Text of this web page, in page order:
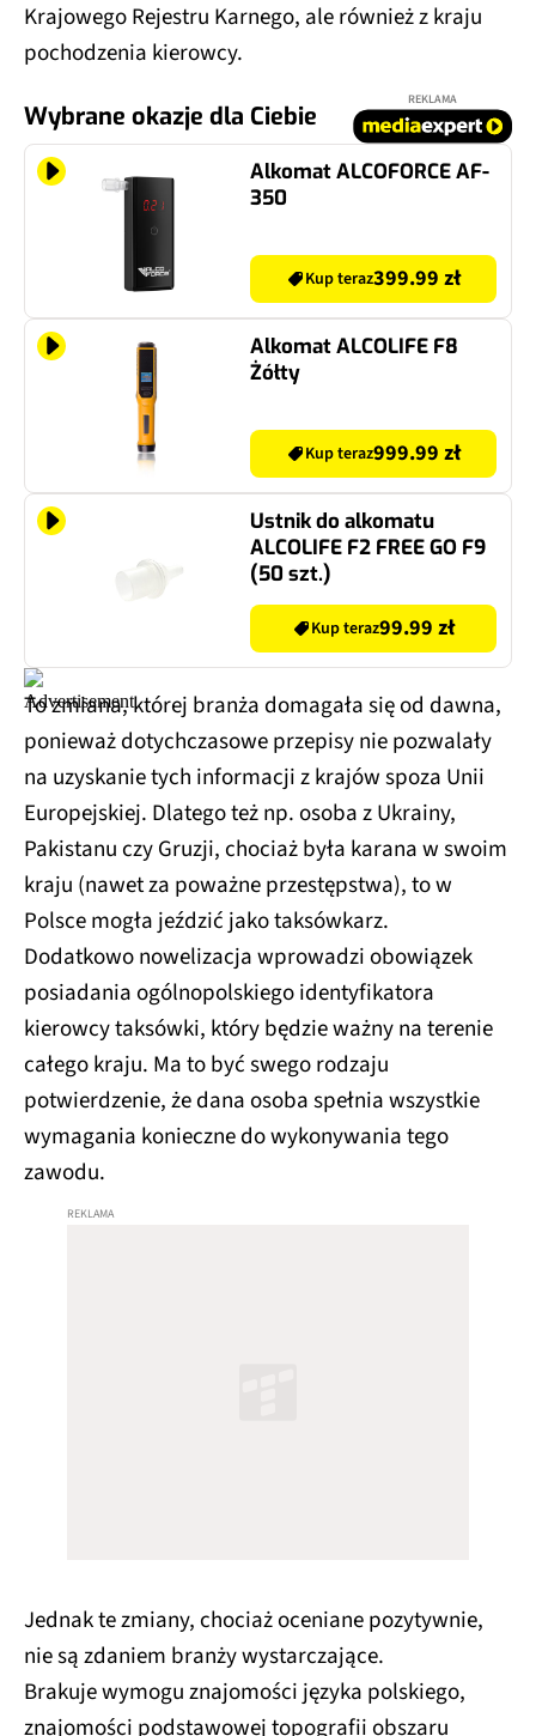
Krajowego Rejestru Karnego, ale również z kraju
pochodzenia kierowcy.
Wybrane okazje dla Ciebie
REKLAMA
Alkomat ALCOFORCE AF-
350
Kup teraz399.99 zł
Alkomat ALCOLIFE F8
Żółty
Kup teraz999.99 zł
Ustnik do alkomatu
ALCOLIFE F2 FREE GO F9
(50 szt.)
Kup teraz99.99 zł
To zmiana, której branża domagała się od dawna,
ponieważ dotychczasowe przepisy nie pozwalały
na uzyskanie tych informacji z krajów spoza Unii
Europejskiej. Dlatego też np. osoba z Ukrainy,
Pakistanu czy Gruzji, chociaż była karana w swoim
kraju (nawet za poważne przestępstwa), to w
Polsce mogła jeździć jako taksówkarz.
Dodatkowo nowelizacja wprowadzi obowiązek
posiadania ogólnopolskiego identyfikatora
kierowcy taksówki, który będzie ważny na terenie
całego kraju. Ma to być swego rodzaju
potwierdzenie, że dana osoba spełnia wszystkie
wymagania konieczne do wykonywania tego
zawodu.
Jednak te zmiany, chociaż oceniane pozytywnie,
nie są zdaniem branży wystarczające.
Brakuje wymogu znajomości języka polskiego,
znajomości podstawowej topografii obszaru